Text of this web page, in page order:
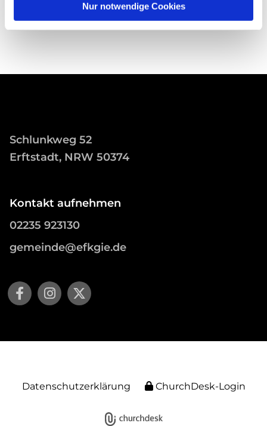
Nur notwendige Cookies
Schlunkweg 52
Erftstadt, NRW 50374
Kontakt aufnehmen
02235 923130
gemeinde@efkgie.de
Datenschutzerklärung ChurchDesk-Login